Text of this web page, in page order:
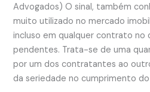
Advogados) O sinal, também
muito utilizado no mercado
incluso em qualquer contrato no
pendentes. Trata-se de uma
por um dos contratantes ao
da seriedade no cumprimento do